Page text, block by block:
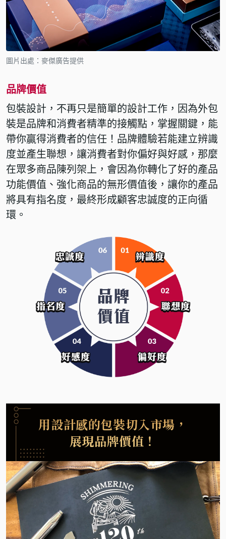
圖片出處：麥傑廣告提供
品牌價值
包裝設計，不再只是簡單的設計工作，因為外包
裝是品牌和消費者精準的接觸點，掌握關鍵，能
帶你贏得消費者的信任！品牌體驗若能建立辨識
度並產生聯想，讓消費者對你偏好與好感，那麼
在眾多商品陳列架上，會因為你轉化了好的產品
功能價值、強化商品的無形價值後，讓你的產品
將具有指名度，最終形成顧客忠誠度的正向循
環。
用設計感的包裝切入市場，
展現品牌價值！